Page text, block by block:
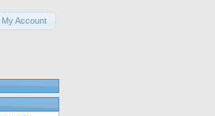
My Account